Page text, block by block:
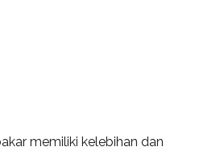
memiliki kelebihan dan